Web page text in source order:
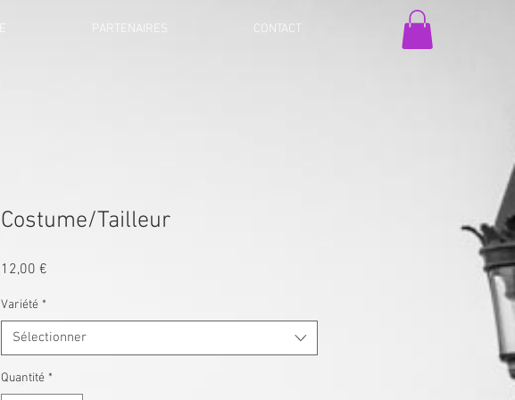
PARTENAIRES CONTACT
Costume/Tailleur
12,00 €
Variété *
Sélectionner
Quantité *